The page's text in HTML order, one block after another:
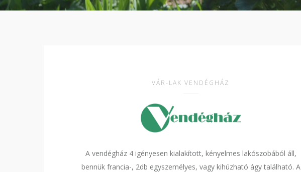
VÁR-LAK VENDÉGHÁZ
A vendégház 4 igényesen kialakított, kényelmes lakószobából áll,
bennük francia-, 2db egyszemélyes, vagy kihúzható ágy található. A